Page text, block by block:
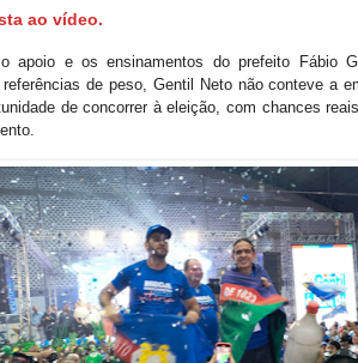
ao vídeo.
o apoio e os ensinamentos do prefeito Fábio
de peso, Gentil Neto não conteve a
de concorrer à eleição, com chances